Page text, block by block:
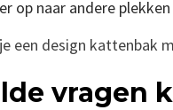
op naar andere
een design kattenbak
vragen